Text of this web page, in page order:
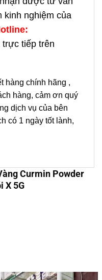
nghiệm của
otline:
trực tiếp trên
hàng chính hãng ,
hàng, cảm ơn quý
dịch vụ của bên
có 1 ngày tốt lành,
Curmin Powder
X 5G